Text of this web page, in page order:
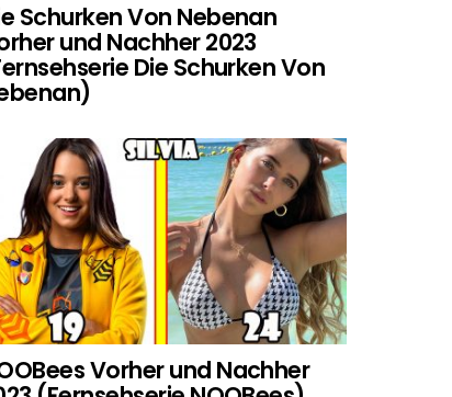
Schurken Von Nebenan
und Nachher 2023
Die Schurken Von
Vorher und Nachher